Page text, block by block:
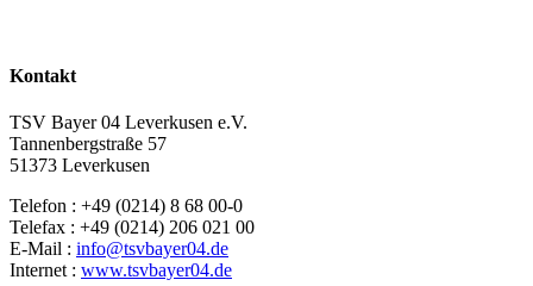
Kontakt
TSV Bayer 04 Leverkusen e.V.
Tannenbergstraße 57
51373 Leverkusen
Telefon : +49 (0214) 8 68 00-0
Telefax : +49 (0214) 206 021 00
E-Mail : info@tsvbayer04.de
Internet : www.tsvbayer04.de